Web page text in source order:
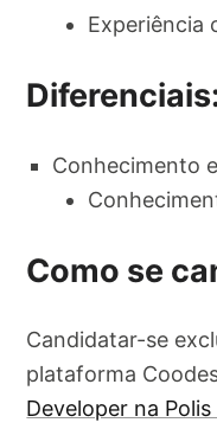
Experiência
Conhecimento
Como se
Candidatar-se
plataforma
Developer na